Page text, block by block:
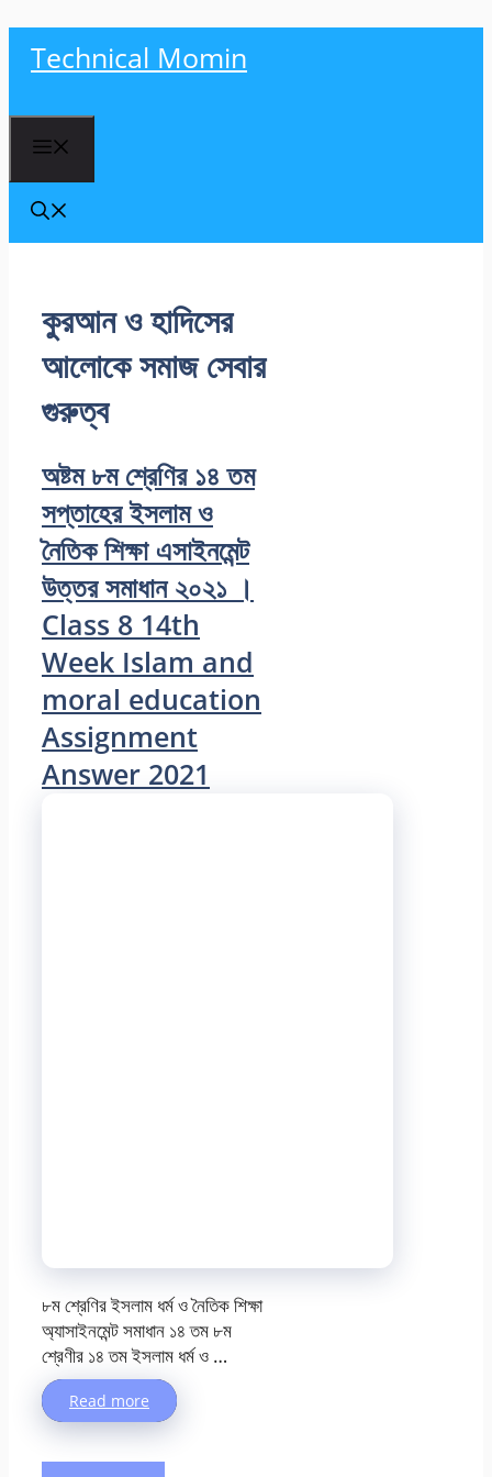
Technical Momin
কুরআন ও হাদিসের
আলোকে সমাজ সেবার
গুরুত্ব
অষ্টম ৮ম শ্রেণির ১৪ তম
সপ্তাহের ইসলাম ও
নৈতিক শিক্ষা এসাইনমেন্ট
উত্তর সমাধান ২০২১ ।
Class 8 14th
Week Islam and
moral education
Assignment
Answer 2021
৮ম শ্রেণির ইসলাম ধর্ম ও নৈতিক শিক্ষা
অ্যাসাইনমেন্ট সমাধান ১৪ তম ৮ম
শ্রেণীর ১৪ তম ইসলাম ধর্ম ও …
Read more